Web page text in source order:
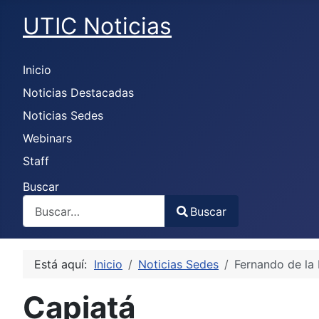
UTIC Noticias
Inicio
Noticias Destacadas
Noticias Sedes
Webinars
Staff
Buscar
Type 2 or more characters for results.
Buscar
Está aquí: Inicio Noticias Sedes Fernando de la
Capiatá